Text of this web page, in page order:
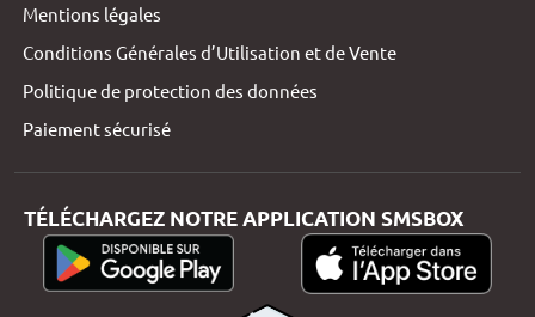
Mentions légales
Conditions Générales d’Utilisation et de Vente
Politique de protection des données
Paiement sécurisé
TÉLÉCHARGEZ NOTRE APPLICATION SMSBOX